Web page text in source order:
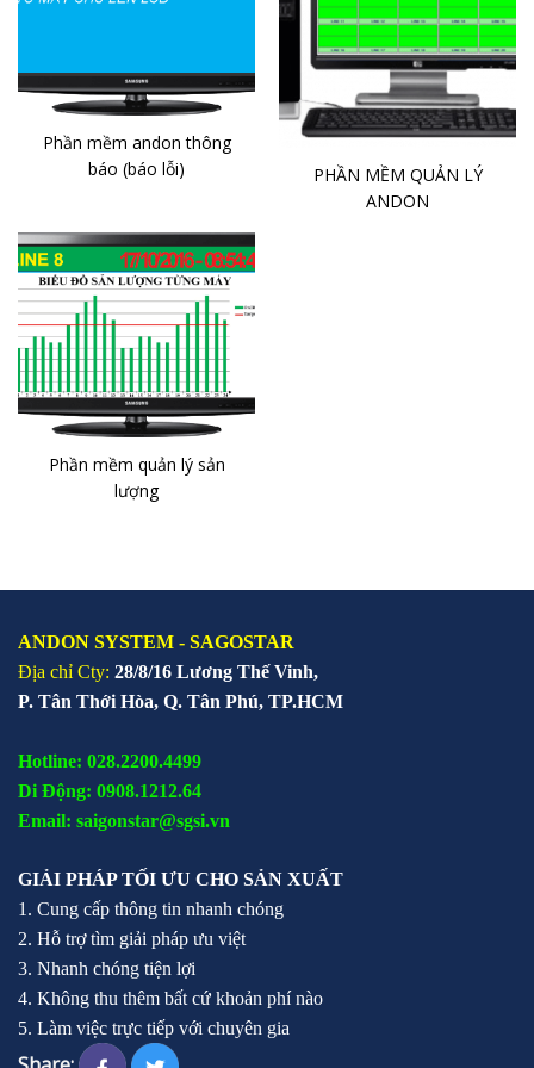
Phần mềm andon thông
báo (báo lỗi)
PHẦN MỀM QUẢN LÝ
ANDON
Phần mềm quản lý sản
lượng
ANDON SYSTEM - SAGOSTAR
Địa chỉ Cty: 28/8/16 Lương Thế Vinh,
P. Tân Thới Hòa, Q. Tân Phú, TP.HCM
Hotline: 028.2200.4499
Di Động: 0908.1212.64
Email: saigonstar@sgsi.vn
GIẢI PHÁP TỐI ƯU CHO SẢN XUẤT
1. Cung cấp thông tin nhanh chóng
2. Hỗ trợ tìm giải pháp ưu việt
3. Nhanh chóng tiện lợi
4. Không thu thêm bất cứ khoản phí nào
5. Làm việc trực tiếp với chuyên gia